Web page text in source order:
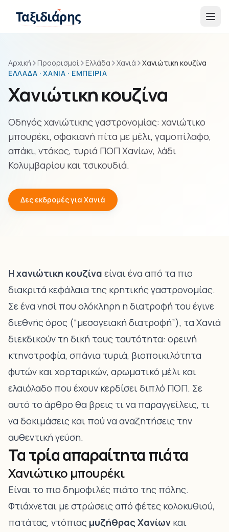
Ταξιδιάρης
Αρχική Προορισμοί Ελλάδα Χανιά
Χανιώτικη κουζίνα
ΕΛΛΆΔΑ · ΧΑΝΙΆ · ΕΜΠΕΙΡΊΑ
Χανιώτικη κουζίνα
Οδηγός χανιώτικης γαστρονομίας: χανιώτικο
μπουρέκι, σφακιανή πίτα με μέλι, γαμοπίλαφο,
απάκι, ντάκος, τυριά ΠΟΠ Χανίων, λάδι
Κολυμβαρίου και τσικουδιά.
Δες εκδρομές για Χανιά
Η χανιώτικη κουζίνα είναι ένα από τα πιο
διακριτά κεφάλαια της κρητικής γαστρονομίας.
Σε ένα νησί που ολόκληρη η διατροφή του έγινε
διεθνής όρος (“μεσογειακή διατροφή”), τα Χανιά
διεκδικούν τη δική τους ταυτότητα: ορεινή
κτηνοτροφία, σπάνια τυριά, βιοποικιλότητα
φυτών και χορταρικών, αρωματικό μέλι και
ελαιόλαδο που έχουν κερδίσει διπλό ΠΟΠ. Σε
αυτό το άρθρο θα βρεις τι να παραγγείλεις, τι
να δοκιμάσεις και πού να αναζητήσεις την
αυθεντική γεύση.
Τα τρία απαραίτητα πιάτα
Χανιώτικο μπουρέκι
Είναι το πιο δημοφιλές πιάτο της πόλης.
Φτιάχνεται με στρώσεις από φέτες κολοκυθιού,
πατάτας, ντόπιας μυζήθρας Χανίων και